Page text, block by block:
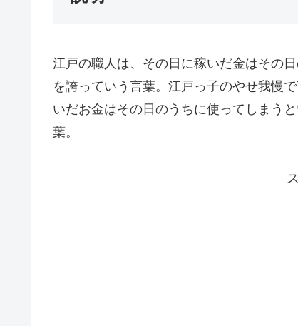
江戸の職人は、その日に稼いだ金はその
を誇っていう言葉。江戸っ子のやせ我慢
いだお金はその日のうちに使ってしまう
葉。